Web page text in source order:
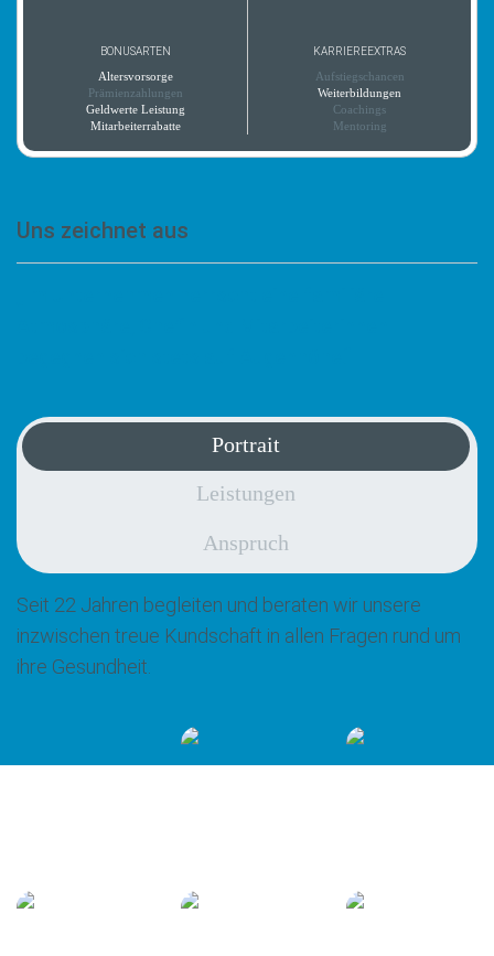
BONUSARTEN
Altersvorsorge
Prämienzahlungen
Geldwerte Leistung
Mitarbeiterrabatte
KARRIEREEXTRAS
Aufstiegschancen
Weiterbildungen
Coachings
Mentoring
Uns zeichnet aus
Portrait
Leistungen
Anspruch
Seit 22 Jahren begleiten und beraten wir unsere
inzwischen treue Kundschaft in allen Fragen rund um
ihre Gesundheit.